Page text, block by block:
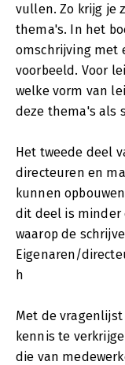
vullen. Zo krijg je
thema's. In het
omschrijving met
voorbeeld. Voor
welke vorm van
deze thema's als
Het tweede deel
directeuren en
kunnen
dit deel is minder
waarop de
Eigenaren/
h
Met de
kennis te
die van